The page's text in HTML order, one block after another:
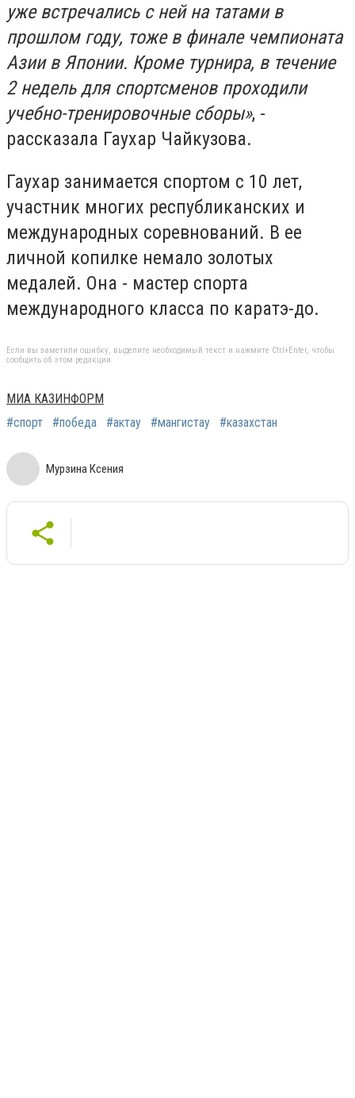
уже встречались с ней на татами в
прошлом году, тоже в финале чемпионата
Азии в Японии. Кроме турнира, в течение
2 недель для спортсменов проходили
учебно-тренировочные сборы», -
рассказала Гаухар Чайкузова.
Гаухар занимается спортом с 10 лет,
участник многих республиканских и
международных соревнований. В ее
личной копилке немало золотых
медалей. Она - мастер спорта
международного класса по каратэ-до.
Если вы заметили ошибку, выделите необходимый текст и нажмите Ctrl+Enter, чтобы
сообщить об этом редакции
МИА КАЗИНФОРМ
#спорт
#победа #актау #мангистау #казахстан
Мурзина Ксения